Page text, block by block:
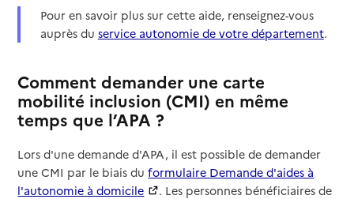
Pour en savoir plus sur cette aide, renseignez-vous
auprès du service autonomie de votre département.
Comment demander une carte
mobilité inclusion (CMI) en même
temps que l’APA ?
Lors d'une demande d'APA, il est possible de demander
une CMI par le biais duformulaire Demande d'aides à
l'autonomie à domicile
. Les personnes bénéficiaires de